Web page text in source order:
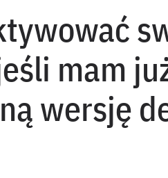
mam
wersję